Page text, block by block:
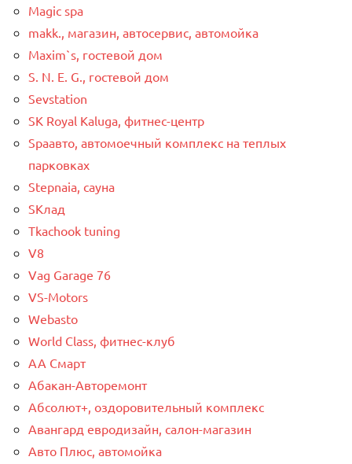
Magic spa
makk., магазин, автосервис, автомойка
Maxim`s, гостевой дом
S. N. E. G., гостевой дом
Sevstation
SK Royal Kaluga, фитнес-центр
Spaавто, автомоечный комплекс на теплых
парковках
Stepnaia, сауна
SКлад
Tkachook tuning
V8
Vag Garage 76
VS-Motors
Webasto
World Class, фитнес-клуб
АА Смарт
Абакан-Авторемонт
Абсолют+, оздоровительный комплекс
Авангард евродизайн, салон-магазин
Авто Плюс, автомойка